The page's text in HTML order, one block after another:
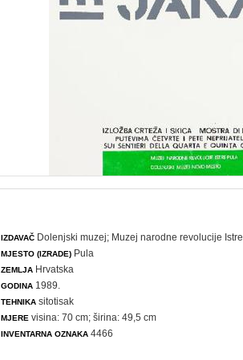
IZDAVAČ Dolenjski muzej; Muzej narodne revolucije Istre
MJESTO (IZRADE) Pula
ZEMLJA Hrvatska
GODINA 1989.
TEHNIKA sitotisak
MJERE visina: 70 cm; širina: 49,5 cm
INVENTARNA OZNAKA 4466